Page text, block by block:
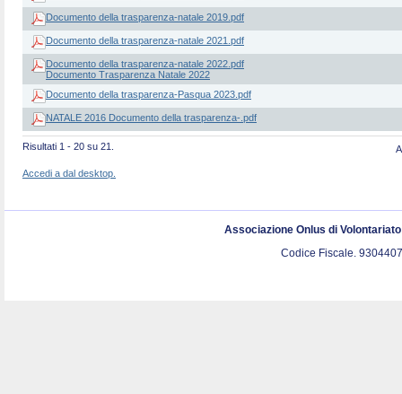
Documento della trasparenza-natale 2019.pdf
Documento della trasparenza-natale 2021.pdf
Documento della trasparenza-natale 2022.pdf
Documento Trasparenza Natale 2022
Documento della trasparenza-Pasqua 2023.pdf
NATALE 2016 Documento della trasparenza-.pdf
Risultati 1 - 20 su 21.
Accedi a dal desktop.
Associazione Onlus di
Codice Fiscale.